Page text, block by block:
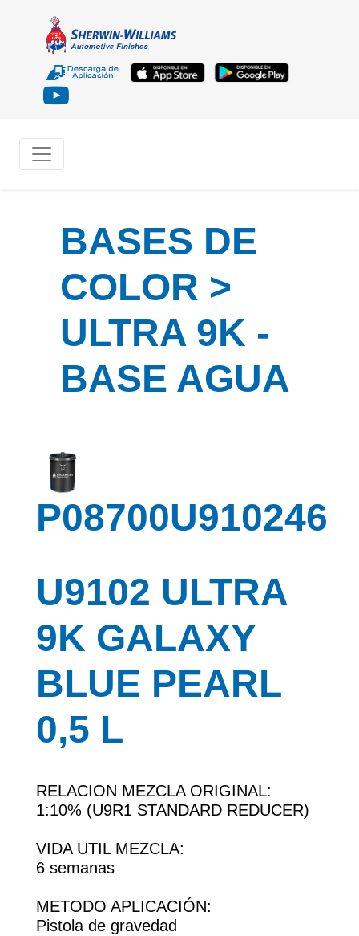
BASES DE
COLOR >
ULTRA 9K -
BASE AGUA
P08700U910246
U9102 ULTRA
9K GALAXY
BLUE PEARL
0,5 L
RELACION MEZCLA ORIGINAL:
1:10% (U9R1 STANDARD REDUCER)
VIDA UTIL MEZCLA:
6 semanas
METODO APLICACIÓN:
Pistola de gravedad